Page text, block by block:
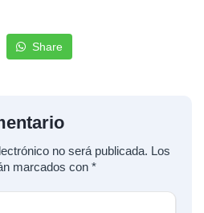
Share
no será publicada. Los
marcados con *